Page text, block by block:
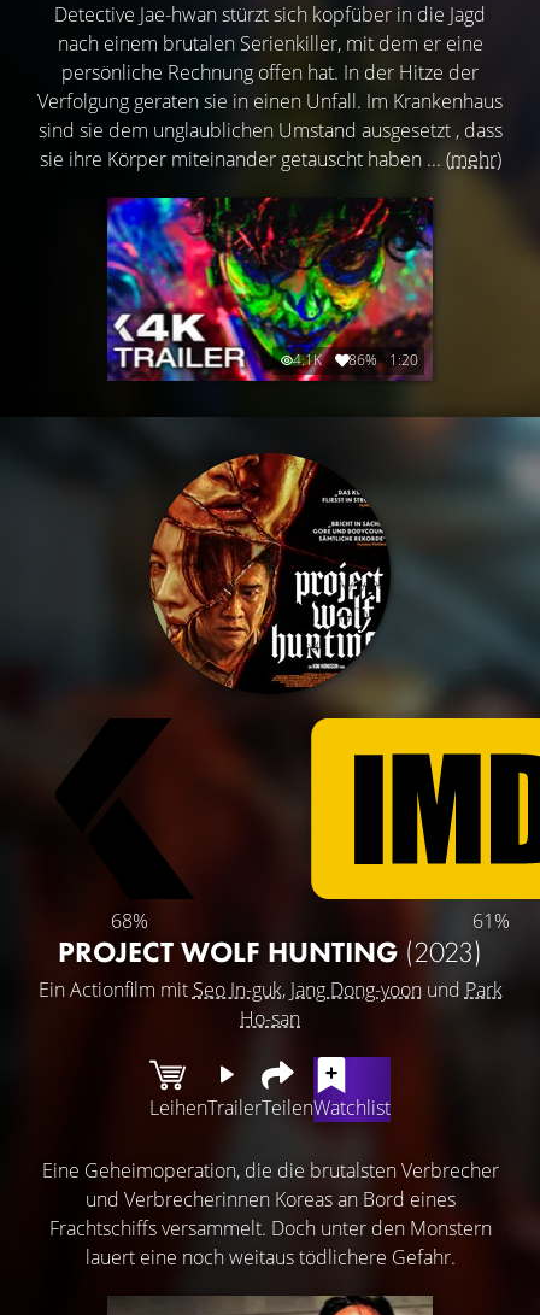
Detective Jae-hwan stürzt sich kopfüber in die Jagd
nach einem brutalen Serienkiller, mit dem er eine
persönliche Rechnung offen hat. In der Hitze der
Verfolgung geraten sie in einen Unfall. Im Krankenhaus
sind sie dem unglaublichen Umstand ausgesetzt , dass
sie ihre Körper miteinander getauscht haben ... (mehr)
4.1K 86% 1:20
68% 61%
PROJECT WOLF HUNTING (2023)
Ein Actionfilm mit Seo In-guk, Jang Dong-yoonund Park
Ho-san
LeihenTrailerTeilenWatchlist
Eine Geheimoperation, die die brutalsten Verbrecher
und Verbrecherinnen Koreas an Bord eines
Frachtschiffs versammelt. Doch unter den Monstern
lauert eine noch weitaus tödlichere Gefahr.